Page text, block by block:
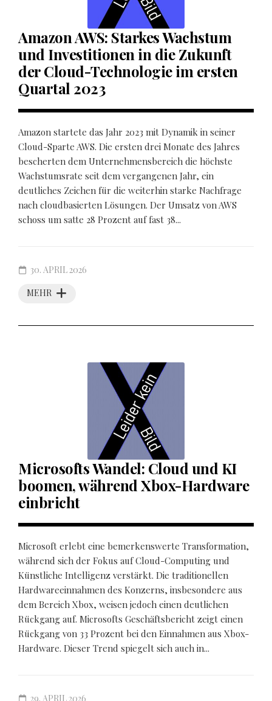
Amazon AWS: Starkes Wachstum
und Investitionen in die Zukunft
der Cloud-Technologie im ersten
Quartal 2023
Amazon startete das Jahr 2023 mit Dynamik in seiner
Cloud-Sparte AWS. Die ersten drei Monate des Jahres
bescherten dem Unternehmensbereich die höchste
Wachstumsrate seit dem vergangenen Jahr, ein
deutliches Zeichen für die weiterhin starke Nachfrage
nach cloudbasierten Lösungen. Der Umsatz von AWS
schoss um satte 28 Prozent auf fast 38...
MEHR
30. APRIL 2026
Microsofts Wandel: Cloud und KI
boomen, während Xbox-Hardware
einbricht
Microsoft erlebt eine bemerkenswerte Transformation,
während sich der Fokus auf Cloud-Computing und
Künstliche Intelligenz verstärkt. Die traditionellen
Hardwareeinnahmen des Konzerns, insbesondere aus
dem Bereich Xbox, weisen jedoch einen deutlichen
Rückgang auf. Microsofts Geschäftsbericht zeigt einen
Rückgang von 33 Prozent bei den Einnahmen aus Xbox-
Hardware. Dieser Trend spiegelt sich auch in...
29. APRIL 2026